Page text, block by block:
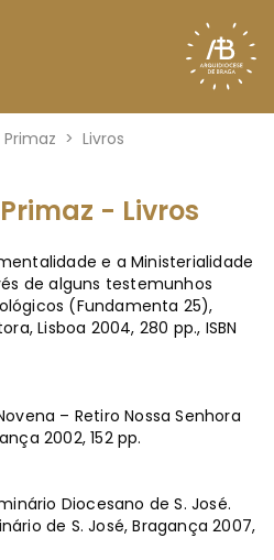
> Livros
- Livros
e a Ministerialidade
de alguns testemunhos
(Fundamenta 25),
Lisboa 2004, 280 pp., ISBN
Novena – Retiro Nossa Senhora
2002, 152 pp.
Diocesano de S. José.
de S. José, Bragança 2007,